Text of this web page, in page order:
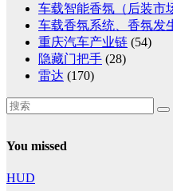
车载智能香氛（后装市
车载香氛系统、香氛发
重庆汽车产业链 (54)
隐藏门把手 (28)
雷达 (170)
You missed
HUD